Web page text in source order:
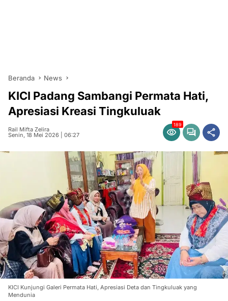
Beranda News
KICI Padang Sambangi Permata Hati,
Apresiasi Kreasi Tingkuluak
Rail Mifta Zelira
Senin, 18 Mei 2026 | 06:27
189
KICI Kunjungi Galeri Permata Hati, Apresiasi Deta dan Tingkuluak yang
Mendunia